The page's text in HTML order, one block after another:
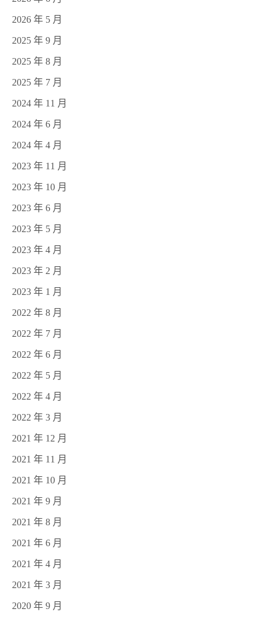
2026 年 5 月
2025 年 9 月
2025 年 8 月
2025 年 7 月
2024 年 11 月
2024 年 6 月
2024 年 4 月
2023 年 11 月
2023 年 10 月
2023 年 6 月
2023 年 5 月
2023 年 4 月
2023 年 2 月
2023 年 1 月
2022 年 8 月
2022 年 7 月
2022 年 6 月
2022 年 5 月
2022 年 4 月
2022 年 3 月
2021 年 12 月
2021 年 11 月
2021 年 10 月
2021 年 9 月
2021 年 8 月
2021 年 6 月
2021 年 4 月
2021 年 3 月
2020 年 9 月